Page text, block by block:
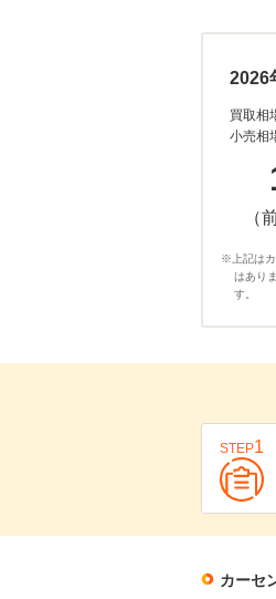
2026
買取相
小売相
（
※上記はカ
はあり
す。
STEP1
カーセ